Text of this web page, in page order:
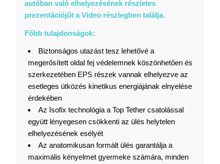
autóban való elhelyezésének részletes
prezentációjűt a Video részlegben találja.
Főbb tulajdonságok:
Biztonságos utazást tesz lehetővé a
megerősített oldal fej védelemnek köszönhetően és
szerkezetében EPS részek vannak elhelyezve az
esetleges ütközés kinetikus energiájának elnyelése
érdekében
Az Isofix technológia a Top Tether csatolással
együtt lényegesen csökkenti az ülés helytelen
elhelyezésének esélyét
Az anatomikusan formált ülés garantálja a
maximális kényelmet gyermeke számára, minden